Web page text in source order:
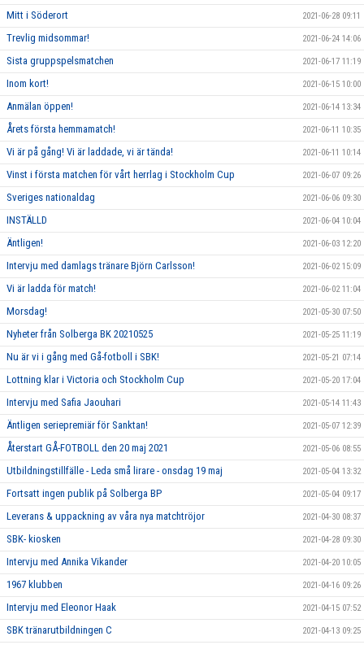
Mitt i Söderort 2021-06-28 09:11
Trevlig midsommar! 2021-06-24 14:06
Sista gruppspelsmatchen 2021-06-17 11:19
Inom kort! 2021-06-15 10:00
Anmälan öppen! 2021-06-14 13:34
Årets första hemmamatch! 2021-06-11 10:35
Vi är på gång! Vi är laddade, vi är tända! 2021-06-11 10:14
Vinst i första matchen för vårt herrlag i Stockholm Cup 2021-06-07 09:26
Sveriges nationaldag 2021-06-06 09:30
INSTÄLLD 2021-06-04 10:04
Äntligen! 2021-06-03 12:20
Intervju med damlags tränare Björn Carlsson! 2021-06-02 15:09
Vi är ladda för match! 2021-06-02 11:04
Morsdag! 2021-05-30 07:50
Nyheter från Solberga BK 20210525 2021-05-25 11:19
Nu är vi i gång med Gå-fotboll i SBK! 2021-05-21 07:14
Lottning klar i Victoria och Stockholm Cup 2021-05-20 17:04
Intervju med Safia Jaouhari 2021-05-14 11:43
Äntligen seriepremiär för Sanktan! 2021-05-07 12:39
Återstart GÅ-FOTBOLL den 20 maj 2021 2021-05-06 08:55
Utbildningstillfälle - Leda små lirare - onsdag 19 maj 2021-05-04 13:32
Fortsatt ingen publik på Solberga BP 2021-05-04 09:17
Leverans & uppackning av våra nya matchtröjor 2021-04-30 08:37
SBK- kiosken 2021-04-28 09:30
Intervju med Annika Vikander 2021-04-20 10:05
1967 klubben 2021-04-16 09:26
Intervju med Eleonor Haak 2021-04-15 07:52
SBK tränarutbildningen C 2021-04-13 09:25